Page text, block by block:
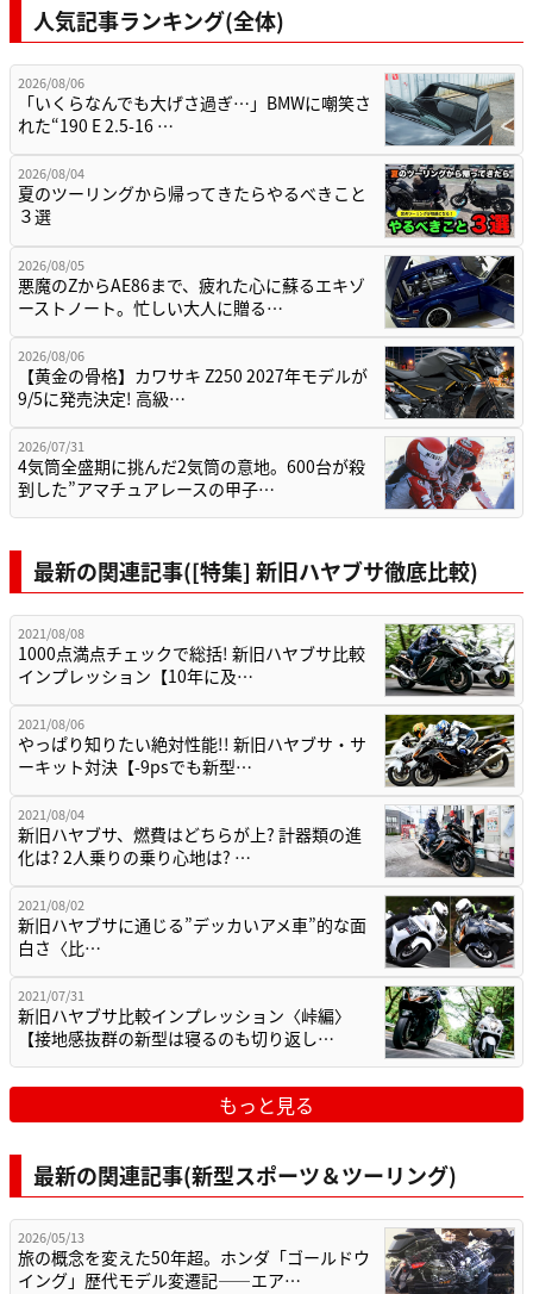
人気記事ランキング(全体)
2026/08/06
「いくらなんでも大げさ過ぎ…」BMWに嘲笑さ
れた“190 E 2.5-16 …
2026/08/04
夏のツーリングから帰ってきたらやるべきこと
３選
2026/08/05
悪魔のZからAE86まで、疲れた心に蘇るエキゾ
ーストノート。忙しい大人に贈る…
2026/08/06
【黄金の骨格】カワサキ Z250 2027年モデルが
9/5に発売決定! 高級…
2026/07/31
4気筒全盛期に挑んだ2気筒の意地。600台が殺
到した”アマチュアレースの甲子…
最新の関連記事([特集] 新旧ハヤブサ徹底比較)
2021/08/08
1000点満点チェックで総括! 新旧ハヤブサ比較
インプレッション【10年に及…
2021/08/06
やっぱり知りたい絶対性能!! 新旧ハヤブサ・サ
ーキット対決【-9psでも新型…
2021/08/04
新旧ハヤブサ、燃費はどちらが上? 計器類の進
化は? 2人乗りの乗り心地は? …
2021/08/02
新旧ハヤブサに通じる”デッカいアメ車”的な面
白さ〈比…
2021/07/31
新旧ハヤブサ比較インプレッション〈峠編〉
【接地感抜群の新型は寝るのも切り返し…
もっと見る
最新の関連記事(新型スポーツ＆ツーリング)
2026/05/13
旅の概念を変えた50年超。ホンダ「ゴールドウ
イング」歴代モデル変遷記——エア…